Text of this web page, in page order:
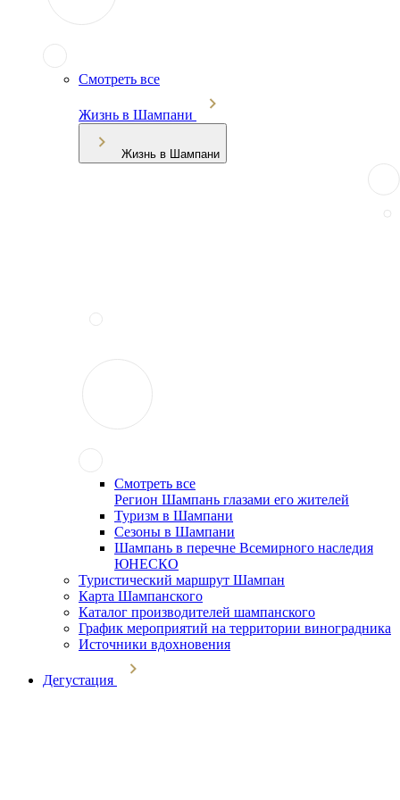
Смотреть все
Жизнь в Шампани
Жизнь в Шампани
Смотреть все
Регион Шампань глазами его жителей
Туризм в Шампани
Сезоны в Шампани
Шампань в перечне Всемирного наследия
ЮНЕСКО
Туристический маршрут Шампан
Карта Шампанского
Каталог производителей шампанского
График мероприятий на территории виноградника
Источники вдохновения
Дегустация